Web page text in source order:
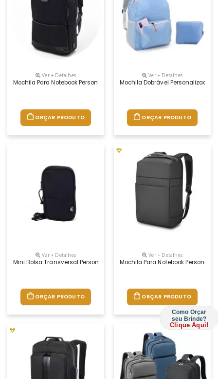
Ver + Detalhes
Mochila Para Notebook Personalizada
ORÇAR PRODUTO
Ver + Detalhes
Mochila Dobrável Personalizada
ORÇAR PRODUTO
Ver + Detalhes
Mini Bolsa Transversal Personalizada
ORÇAR PRODUTO
Ver + Detalhes
Mochila Para Notebook
ORÇAR PRODUTO
Como Orçar
seu Brinde?
Clique Aqui!